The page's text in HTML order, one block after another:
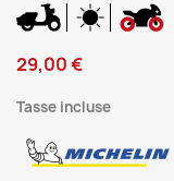
29,00 €
Tasse incluse